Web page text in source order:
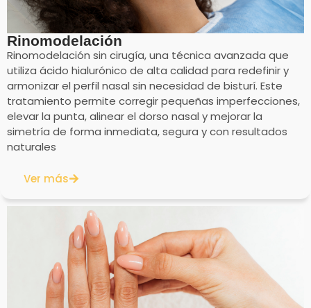
Rinomodelación
Rinomodelación sin cirugía, una técnica avanzada que
utiliza ácido hialurónico de alta calidad para redefinir y
armonizar el perfil nasal sin necesidad de bisturí. Este
tratamiento permite corregir pequeñas imperfecciones,
elevar la punta, alinear el dorso nasal y mejorar la
simetría de forma inmediata, segura y con resultados
naturales
Ver más